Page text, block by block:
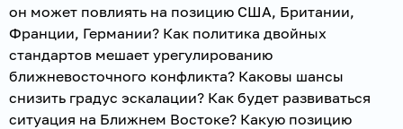
он может повлиять на позицию США, Британии,
Франции, Германии? Как политика двойных
стандартов мешает урегулированию
ближневосточного конфликта? Каковы шансы
снизить градус эскалации? Как будет развиваться
ситуация на Ближнем Востоке? Какую позицию